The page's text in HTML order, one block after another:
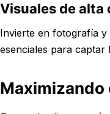
Visuales de alta
Invierte en fotografía y
esenciales para captar
Maximizando